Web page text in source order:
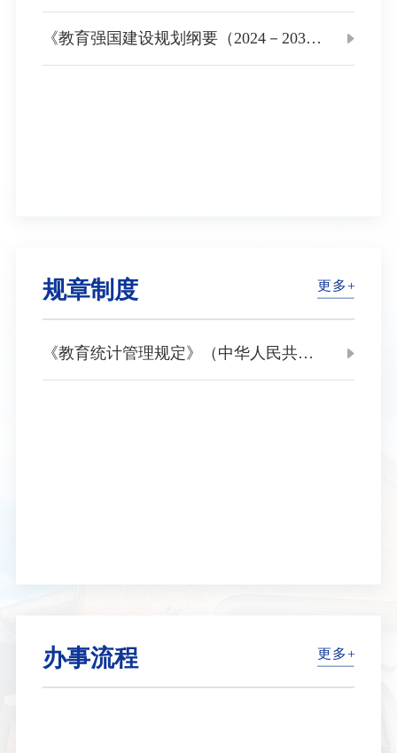
《教育强国建设规划纲要（2024－2035
规章制度
《教育统计管理规定》（中华人民共和
办事流程